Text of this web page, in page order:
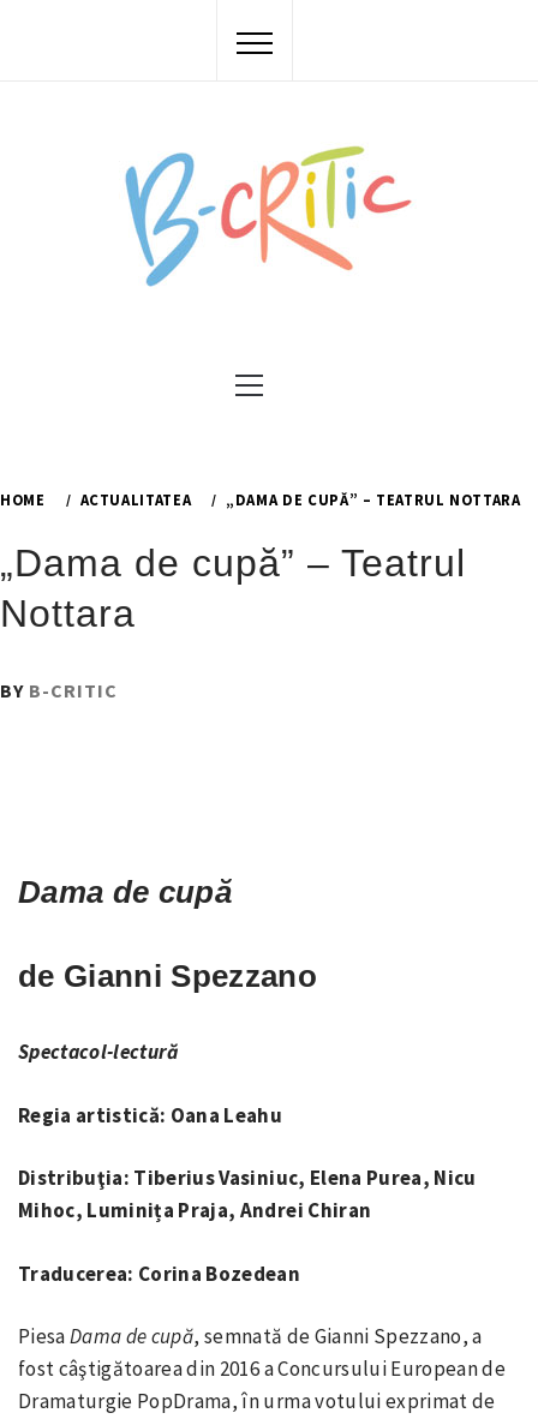
Menu
HOME ACTUALITATEA „DAMA DE CUPĂ” – TEATRUL NOTTARA
„Dama de cupă” – Teatrul
Nottara
PUBLISHED
BY B-CRITIC
Dama de cupă
de Gianni Spezzano
Spectacol-lectură
Regia artistică: Oana Leahu
Distribuţia: Tiberius Vasiniuc, Elena Purea, Nicu
Mihoc, Luminița Praja, Andrei Chiran
Traducerea: Corina Bozedean
PiesaDama de cupă, semnată de Gianni Spezzano, a
fost câştigătoarea din 2016 a Concursului European de
Dramaturgie PopDrama, în urma votului exprimat de